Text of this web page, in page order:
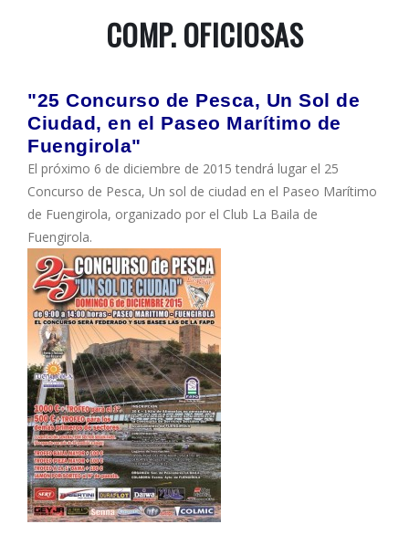
COMP. OFICIOSAS
"25 Concurso de Pesca, Un Sol de
Ciudad, en el Paseo Marítimo de
Fuengirola"
El próximo 6 de diciembre de 2015 tendrá lugar el 25
Concurso de Pesca, Un sol de ciudad en el Paseo Marítimo
de Fuengirola, organizado por el Club La Baila de
Fuengirola.